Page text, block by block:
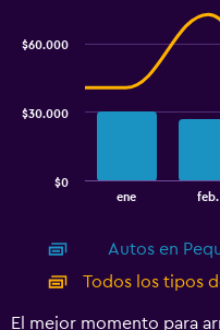
displaying
categories.
Range:
14
ene feb.
$0
$30.000
$60.000
Autos en
Todos los tipos
El mejor momento para